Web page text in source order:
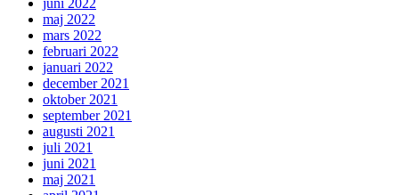
maj 2022
mars 2022
februari 2022
januari 2022
december 2021
oktober 2021
september 2021
augusti 2021
juli 2021
juni 2021
maj 2021